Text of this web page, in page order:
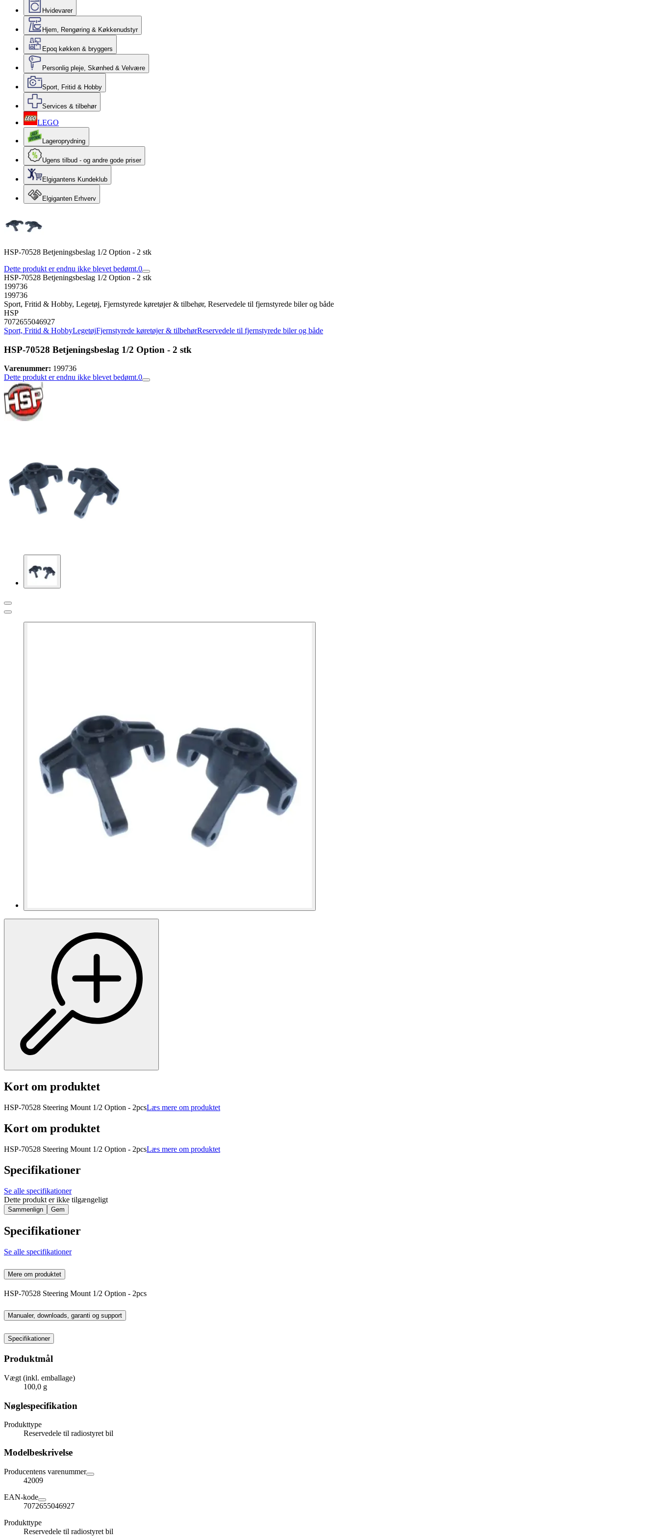
Hvidevarer
Hjem, Rengøring & Køkkenudstyr
Epoq køkken & bryggers
Personlig pleje, Skønhed & Velvære
Sport, Fritid & Hobby
Services & tilbehør
LEGO
Lageroprydning
Ugens tilbud - og andre gode priser
Elgigantens Kundeklub
Elgiganten Erhverv
HSP-70528 Betjeningsbeslag 1/2 Option - 2 stk
Dette produkt er endnu ikke blevet bedømt.0
HSP-70528 Betjeningsbeslag 1/2 Option - 2 stk
199736
199736
Sport, Fritid & Hobby, Legetøj, Fjernstyrede køretøjer & tilbehør, Reservedele til fjernstyrede biler og både
HSP
7072655046927
Sport, Fritid & HobbyLegetøjFjernstyrede køretøjer & tilbehørReservedele til fjernstyrede biler og både
HSP-70528 Betjeningsbeslag 1/2 Option - 2 stk
Varenummer: 199736
Dette produkt er endnu ikke blevet bedømt.0
Kort om produktet
HSP-70528 Steering Mount 1/2 Option - 2pcsLæs mere om produktet
Kort om produktet
HSP-70528 Steering Mount 1/2 Option - 2pcsLæs mere om produktet
Specifikationer
Se alle specifikationer
Dette produkt er ikke tilgængeligt
Sammenlign Gem
Specifikationer
Se alle specifikationer
Mere om produktet
HSP-70528 Steering Mount 1/2 Option - 2pcs
Manualer, downloads, garanti og support
Specifikationer
Produktmål
Vægt (inkl. emballage)
100,0 g
Nøglespecifikation
Produkttype
Reservedele til radiostyret bil
Modelbeskrivelse
Producentens varenummer
42009
EAN-kode
7072655046927
Produkttype
Reservedele til radiostyret bil